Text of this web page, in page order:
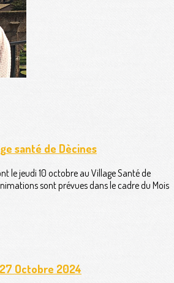
santé de Dècines
le jeudi 10 octobre au Village Santé de
sont prévues dans le cadre du Mois
Octobre 2024